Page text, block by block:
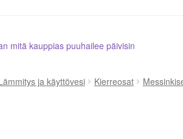
mitä kauppias puuhailee päivisin
ja käyttövesi Kierreosat